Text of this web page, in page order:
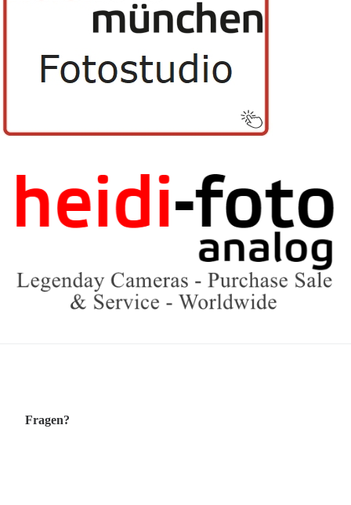
Fragen?